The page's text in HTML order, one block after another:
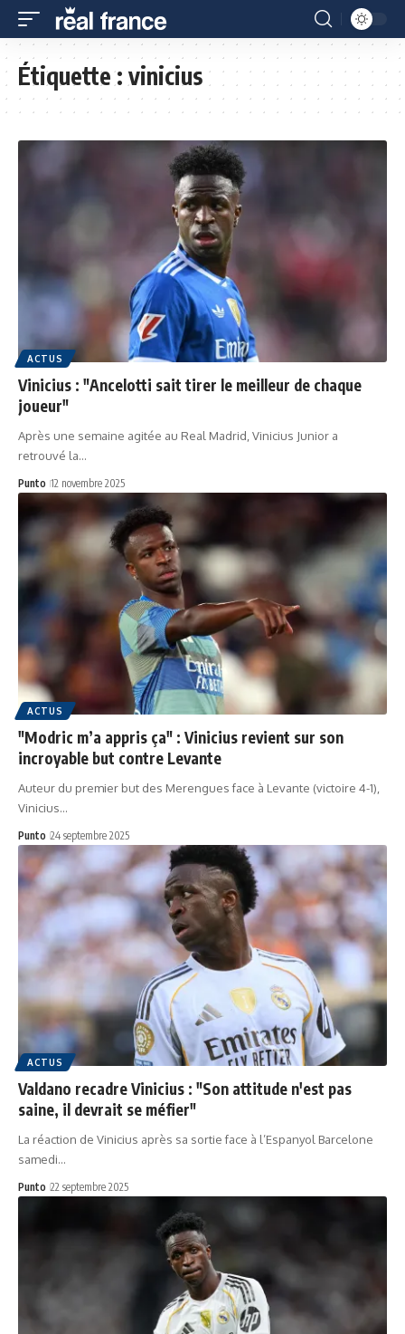
Étiquette :vinicius
ACTUS
Vinicius : "Ancelotti sait tirer le meilleur de chaque
joueur"
Après une semaine agitée au Real Madrid, Vinicius Junior a
retrouvé la…
Punto 12 novembre 2025
ACTUS
"Modric m’a appris ça" : Vinicius revient sur son
incroyable but contre Levante
Auteur du premier but des Merengues face à Levante (victoire 4-1),
Vinicius…
Punto 24 septembre 2025
ACTUS
Valdano recadre Vinicius : "Son attitude n'est pas
saine, il devrait se méfier"
La réaction de Vinicius après sa sortie face à l’Espanyol Barcelone
samedi…
Punto 22 septembre 2025